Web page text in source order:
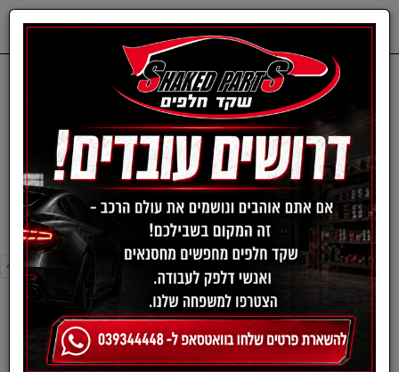
חלפים מכנים פלגים-סוזוקי
פלגים-סוזוקי
‹
«
»
›
סינון ומיון ›
«
»
›